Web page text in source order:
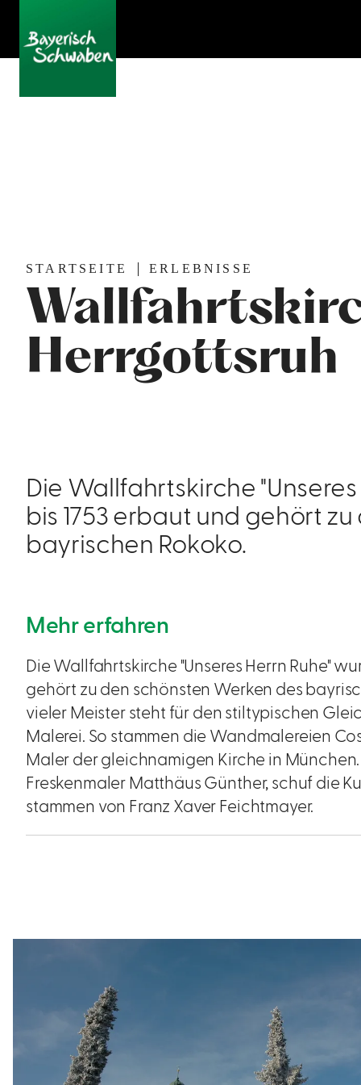
STARTSEITE ERLEBNISSE
Herrgottsruh
Die Wallfahrtskirche "Unseres
bis 1753 erbaut und gehört
bayrischen Rokoko.
Mehr erfahren
Die Wallfahrtskirche "Unseres Herrn Ruhe"
gehört zu den schönsten Werken des
vieler Meister steht für den stiltypischen
Malerei. So stammen die Wandmalereien
Maler der gleichnamigen Kirche in
Freskenmaler Matthäus Günther, schuf die
stammen von Franz Xaver Feichtmayer.